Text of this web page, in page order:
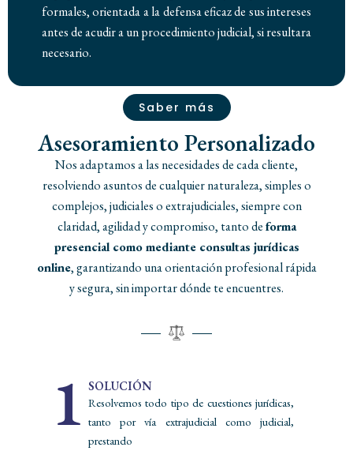
formales, orientada a la defensa eficaz de sus intereses
antes de acudir a un procedimiento judicial, si resultara
necesario.
Saber más
Asesoramiento Personalizado
Nos adaptamos a las necesidades de cada cliente,
resolviendo asuntos de cualquier naturaleza, simples o
complejos, judiciales o extrajudiciales, siempre con
claridad, agilidad y compromiso, tanto deforma
presencial como mediante consultas jurídicas
online, garantizando una orientación profesional rápida
y segura, sin importar dónde te encuentres.
1 SOLUCIÓN
Resolvemos todo tipo de cuestiones jurídicas,
tanto por vía extrajudicial como judicial,
prestando